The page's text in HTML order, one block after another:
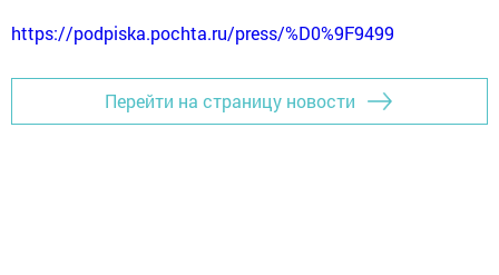
https://podpiska.pochta.ru/press/%D0%9F9499
Перейти на страницу новости